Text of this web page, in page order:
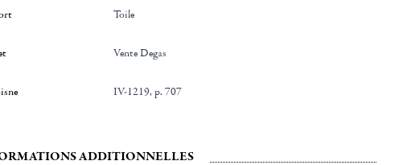
Toile
Vente Degas
IV-1219, p. 707
ADDITIONNELLES